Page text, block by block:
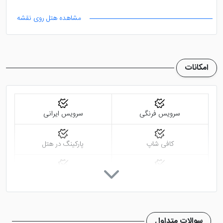
مشاهده هتل روی نقشه
امکانات
سرویس فرنگی سرویس ایرانی
کافی شاپ پارکینگ در هتل